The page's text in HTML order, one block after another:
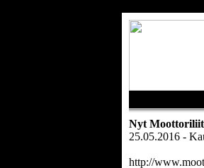
Nyt
25.05.2016 -
http://